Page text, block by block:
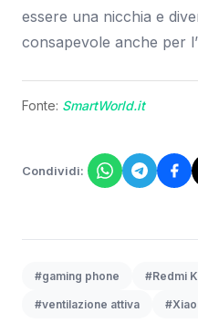
essere una nicchia e
consapevole anche per
Fonte: SmartWorld.it
Condividi:
#gaming phone #Redmi
#ventilazione attiva